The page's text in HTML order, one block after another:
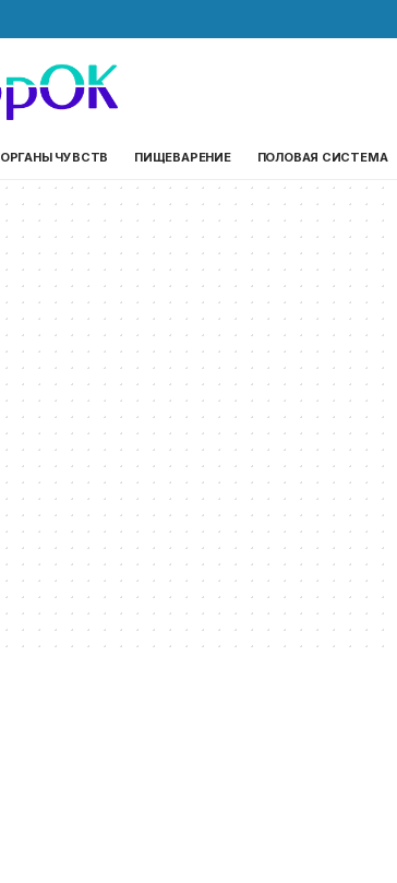
ОРГАНЫ ЧУВСТВ ПИЩЕВАРЕНИЕ ПОЛОВАЯ СИСТЕМА